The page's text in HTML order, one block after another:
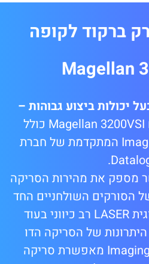
ברקוד לקופה
Magellan
יכולות ביצוע גבוהות –
דגם Magellan 3200VSI כולל
טכנולוגית סריקה Imaging המתקדמת של חברת
מספק את מהירות הסריקה
הסורקים השולחניים החד
ממדיים בעלי טכנולוגית LASER רב כיווני בעוד
של הסריקה הדו
ממדית. טכנולוגית הImaging מאפשרת סריקה